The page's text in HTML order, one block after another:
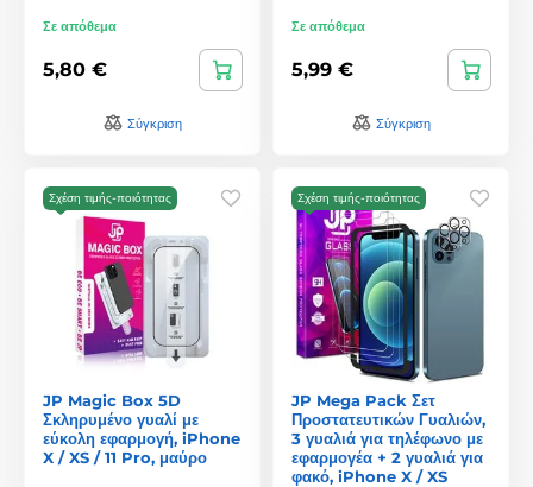
Σε απόθεμα
5,80 €
Σύγκριση
Σε απόθεμα
5,99 €
Σύγκριση
Σχέση τιμής-ποιότητας
JP Magic Box 5D
Σκληρυμένο γυαλί με
εύκολη εφαρμογή, iPhone
X / XS / 11 Pro, μαύρο
Σχέση τιμής-ποιότητας
JP Mega Pack Σετ
Προστατευτικών Γυαλιών,
3 γυαλιά για τηλέφωνο με
εφαρμογέα + 2 γυαλιά για
φακό, iPhone X / XS